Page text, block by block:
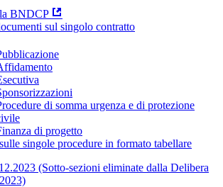
BNDCP
sul singolo contratto
di somma urgenza e di protezione
di progetto
singole procedure in formato tabellare
(Sotto-sezioni eliminate dalla Delibera